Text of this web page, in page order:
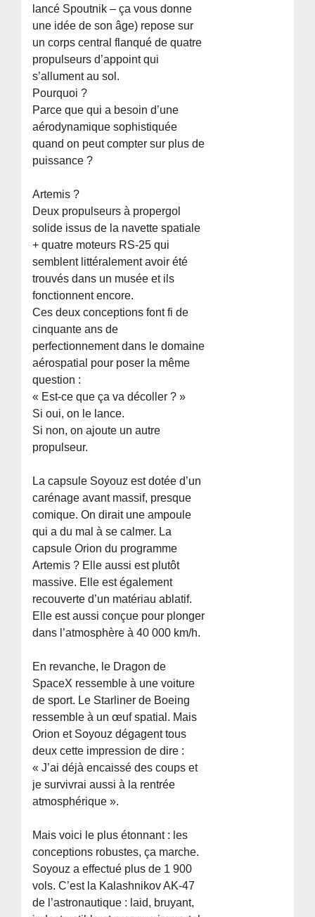
lancé Spoutnik – ça vous donne
une idée de son âge) repose sur
un corps central flanqué de quatre
propulseurs d’appoint qui
s’allument au sol.
Pourquoi ?
Parce que qui a besoin d’une
aérodynamique sophistiquée
quand on peut compter sur plus de
puissance ?
Artemis ?
Deux propulseurs à propergol
solide issus de la navette spatiale
+ quatre moteurs RS-25 qui
semblent littéralement avoir été
trouvés dans un musée et ils
fonctionnent encore.
Ces deux conceptions font fi de
cinquante ans de
perfectionnement dans le domaine
aérospatial pour poser la même
question :
« Est-ce que ça va décoller ? »
Si oui, on le lance.
Si non, on ajoute un autre
propulseur.
La capsule Soyouz est dotée d’un
carénage avant massif, presque
comique. On dirait une ampoule
qui a du mal à se calmer. La
capsule Orion du programme
Artemis ? Elle aussi est plutôt
massive. Elle est également
recouverte d’un matériau ablatif.
Elle est aussi conçue pour plonger
dans l’atmosphère à 40 000 km/h.
En revanche, le Dragon de
SpaceX ressemble à une voiture
de sport. Le Starliner de Boeing
ressemble à un œuf spatial. Mais
Orion et Soyouz dégagent tous
deux cette impression de dire :
« J’ai déjà encaissé des coups et
je survivrai aussi à la rentrée
atmosphérique ».
Mais voici le plus étonnant : les
conceptions robustes, ça marche.
Soyouz a effectué plus de 1 900
vols. C’est la Kalashnikov AK-47
de l’astronautique : laid, bruyant,